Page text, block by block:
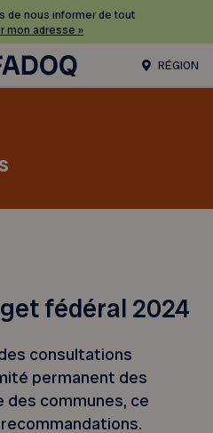
de nous informer de tout
mon adresse »
RÉGION
fédéral 2024
consultations
permanent des
des communes, ce